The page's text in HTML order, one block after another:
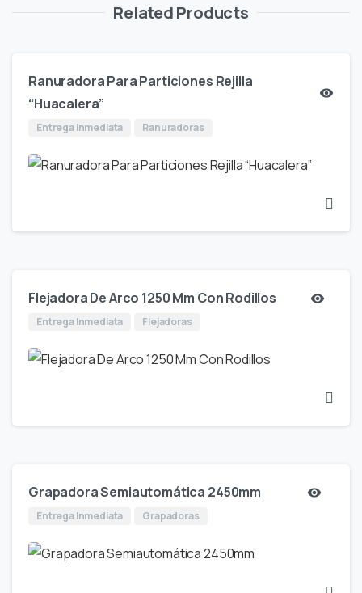
Related Products
Ranuradora Para Particiones Rejilla
“Huacalera”
Entrega Inmediata Ranuradoras
Flejadora De Arco 1250 Mm Con Rodillos
Entrega Inmediata Flejadoras
Grapadora Semiautomática 2450mm
Entrega Inmediata Grapadoras